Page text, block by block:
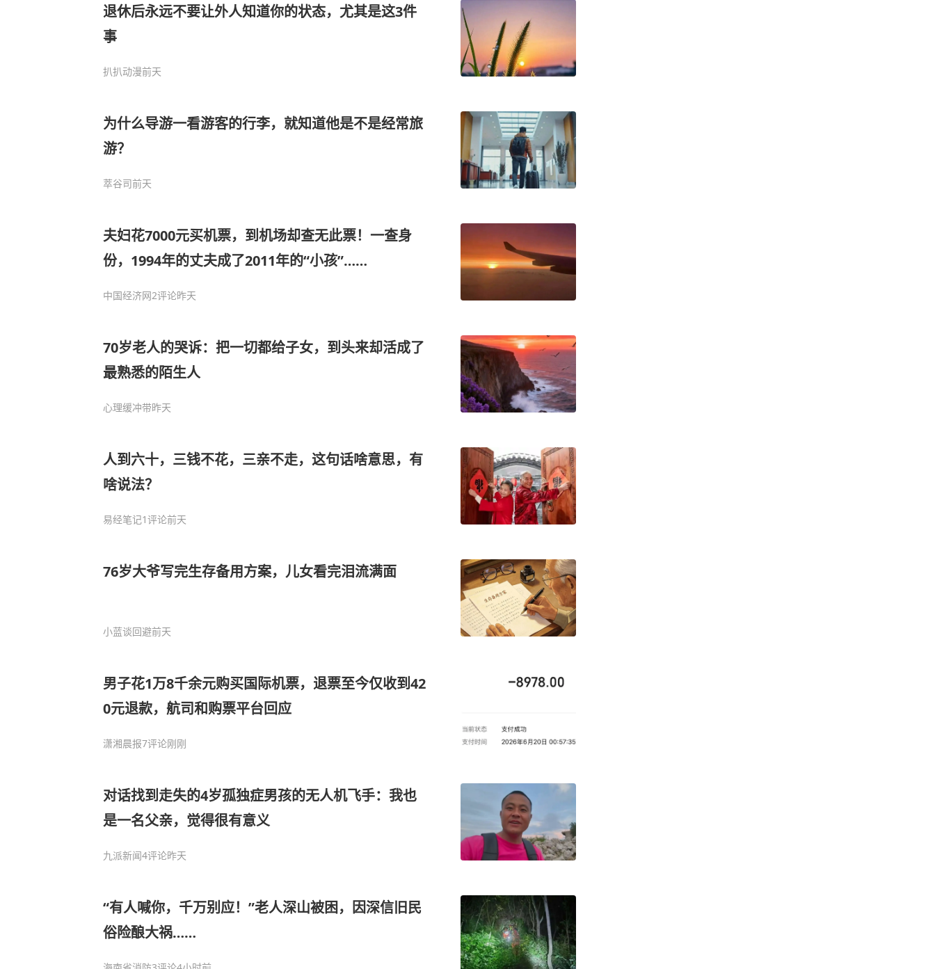
退休后永远不要让外人知道你的状态，尤其是这3件
事
扒扒动漫前天
为什么导游一看游客的行李，就知道他是不是经常旅
游？
萃谷司前天
夫妇花7000元买机票，到机场却查无此票！一查身
份，1994年的丈夫成了2011年的“小孩”……
中国经济网2评论昨天
70岁老人的哭诉：把一切都给子女，到头来却活成了
最熟悉的陌生人
心理缓冲带昨天
人到六十，三钱不花，三亲不走，这句话啥意思，有
啥说法？
易经笔记1评论前天
76岁大爷写完生存备用方案，儿女看完泪流满面
小蓝谈回避前天
男子花1万8千余元购买国际机票，退票至今仅收到42
0元退款，航司和购票平台回应
潇湘晨报7评论刚刚
对话找到走失的4岁孤独症男孩的无人机飞手：我也
是一名父亲，觉得很有意义
九派新闻4评论昨天
“有人喊你，千万别应！”老人深山被困，因深信旧民
俗险酿大祸……